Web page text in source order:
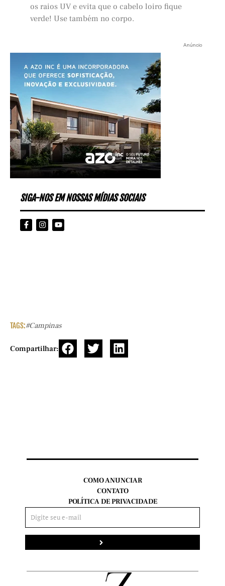
os raios UV e evita que o cabelo loiro fique
verde! Use também no corpo.
Anúncio
SIGA-NOS EM NOSSAS MÍDIAS SOCIAIS
TAGS:#campinas
Compartilhar:
COMO ANUNCIAR
CONTATO
POLÍTICA DE PRIVACIDADE